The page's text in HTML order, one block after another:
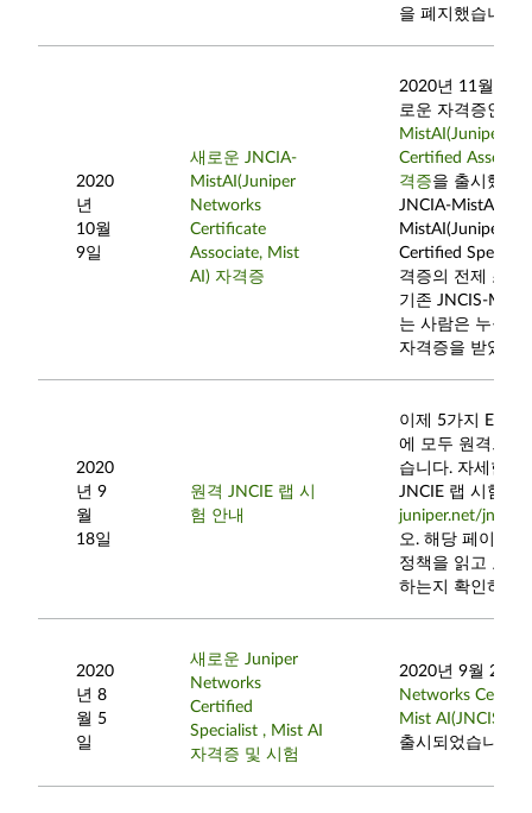
을 폐지했습니다.
2020
년
10월
9일
새로운 JNCIA-
MistAI(Juniper
Networks
Certificate
Associate, Mist
AI) 자격증
2020년 11월 16
로운 자격증인
MistAI(Juniper
Certified
격증을 출시했습
JNCIA-MistAI가
MistAI(Juniper
Certified
격증의 전제 조건
기존 JNCIS-
는 사람은 누구나
자격증을 받았습
2020
년 9
월
18일
원격 JNCIE 랩 시
험 안내
이제 5가지
에 모두 원격으로
습니다. 자세한
JNCIE 랩 시험에
juniper.net/jncie
오. 해당 페이지
정책을 읽고 요구
하는지 확인하십
2020
년 8
월 5
일
새로운 Juniper
Networks
Certified
Specialist , Mist AI
자격증 및 시험
2020년 9월 28일,
Networks
Mist AI(JNCIS-
출시되었습니다.